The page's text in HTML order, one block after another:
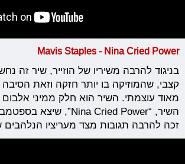
Mavis Staples - Nina Cried Power
בניגוד להרבה משיריו של הוזייר, שיר זה
קצבי, שהמוזיקה בו יותר חזקה וזאת
מאוד עוצמתי. השיר הוא חלק ממיני
זכה להרבה תגובות מצד מעריציו הנלהבים